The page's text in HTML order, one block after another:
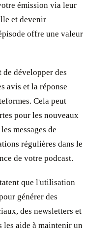
émission via leur
et devenir
offre une valeur
de développer des
avis et la réponse
Cela peut
pour les nouveaux
messages de
régulières dans le
de votre podcast.
que l'utilisation
générer des
des newsletters et
les aide à maintenir un